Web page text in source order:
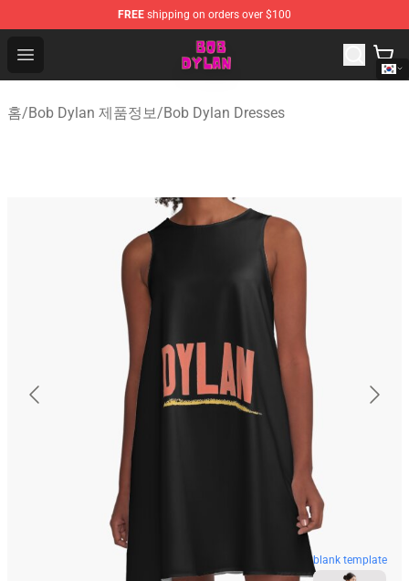
FREE shipping on orders over $100
Open menu
Bob Dylan Store - Official Bob Dylan Merchandise Shop
홈/Bob Dylan 제품정보/Bob Dylan Dresses
blank template